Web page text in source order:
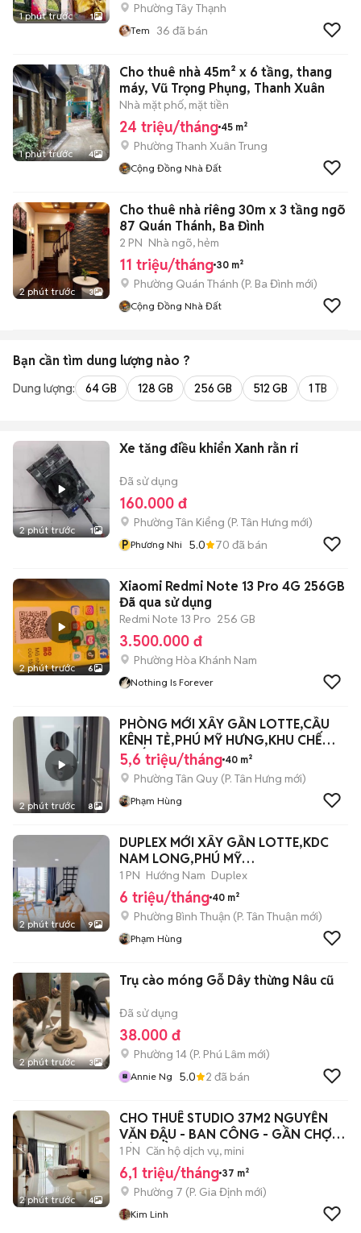
1 phút trước 1
Phường Tây Thạnh
Tem 36 đã bán
1 phút trước 4
Cho thuê nhà 45m² x 6 tầng, thang
máy, Vũ Trọng Phụng, Thanh Xuân
Nhà mặt phố, mặt tiền
24 triệu/tháng 45 m²
Phường Thanh Xuân Trung
Cộng Đồng Nhà Đất
2 phút trước 3
Cho thuê nhà riêng 30m x 3 tầng ngõ
87 Quán Thánh, Ba Đình
2 PN Nhà ngõ, hẻm
11 triệu/tháng 30 m²
Phường Quán Thánh (P. Ba Đình mới)
Cộng Đồng Nhà Đất
Bạn cần tìm dung lượng nào ?
Dung lượng: 64 GB 128 GB 256 GB 512 GB 1 TB
2 phút trước 1
Xe tăng điều khiển Xanh rằn ri
Đã sử dụng
160.000 đ
Phường Tân Kiểng (P. Tân Hưng mới)
P Phương Nhi 5.0 70 đã bán
2 phút trước 6
Xiaomi Redmi Note 13 Pro 4G 256GB
Đã qua sử dụng
Redmi Note 13 Pro 256 GB
3.500.000 đ
Phường Hòa Khánh Nam
Nothing Is Forever
2 phút trước 8
PHÒNG MỚI XÂY GẦN LOTTE,CẦU
KÊNH TẺ,PHÚ MỸ HƯNG,KHU CHẾ
XUẤT,KIM SƠN
5,6 triệu/tháng 40 m²
Phường Tân Quy (P. Tân Hưng mới)
Phạm Hùng
2 phút trước 9
DUPLEX MỚI XÂY GẦN LOTTE,KDC
NAM LONG,PHÚ MỸ
HƯNG,CRESCENT MALL,UFM
1 PN Hướng Nam Duplex
6 triệu/tháng 40 m²
Phường Bình Thuận (P. Tân Thuận mới)
Phạm Hùng
2 phút trước 3
Trụ cào móng Gỗ Dây thừng Nâu cũ
Đã sử dụng
38.000 đ
Phường 14 (P. Phú Lâm mới)
Annie Ng 5.0 2 đã bán
2 phút trước 4
CHO THUÊ STUDIO 37M2 NGUYỄN
VĂN ĐẬU - BAN CÔNG - GẦN CHỢ
BÀ CHIỂU
1 PN Căn hộ dịch vụ, mini
6,1 triệu/tháng 37 m²
Phường 7 (P. Gia Định mới)
Kim Linh